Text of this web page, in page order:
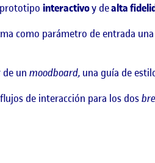
prototipo interactivoy dealta
como parámetro de entrada
un moodboard, una guía de
de interacción para los dos